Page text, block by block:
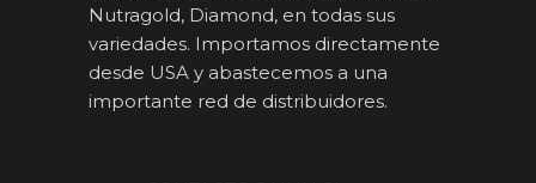
Nutragold, Diamond, en todas sus
variedades. Importamos directamente
desde USA y abastecemos a una
importante red de distribuidores.